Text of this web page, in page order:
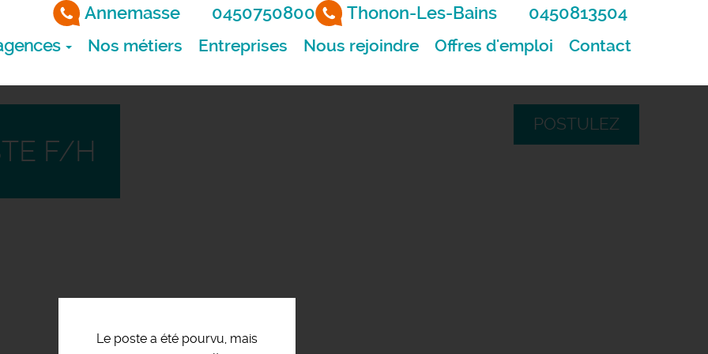
Annemasse 0450750800 Thonon-Les-Bains 0450813504
Nos métiers Entreprises Nous rejoindre Offres d'emploi Contact
Le poste a été pourvu, mais
POSTULEZ
F/H